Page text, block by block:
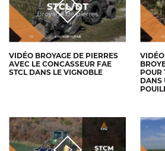
VIDÉO BROYAGE DE PIERRES
AVEC LE CONCASSEUR FAE
STCL DANS LE VIGNOBLE
POUR
DANS